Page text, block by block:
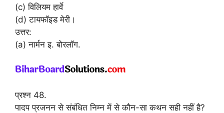
(c) विलियम हार्वे
(d) टायफॉइड मेरी।
उत्तर:
(a) नार्मन इ. बोरलॉग.
प्रश्न 48.
पादप प्रजनन से संबंधित निम्न में से कौन-सा कथन सही नहीं है?